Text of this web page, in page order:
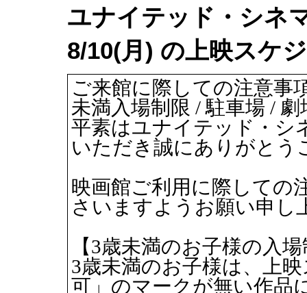
ユナイテッド・シネ
8/10(月) の上映スケ
ご来館に際しての注意事
未満入場制限 / 駐車場 / 劇
平素はユナイテッド・シ
いただき誠にありがとう
映画館ご利用に際しての
さいますようお願い申し
【3歳未満のお子様の入
3歳未満のお子様は、上
可」のマークが無い作品